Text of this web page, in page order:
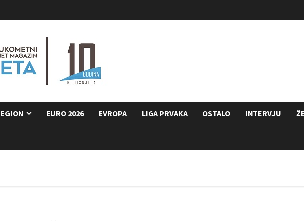
EURO 2026 EVROPA LIGA PRVAKA OSTALO INTERVJU